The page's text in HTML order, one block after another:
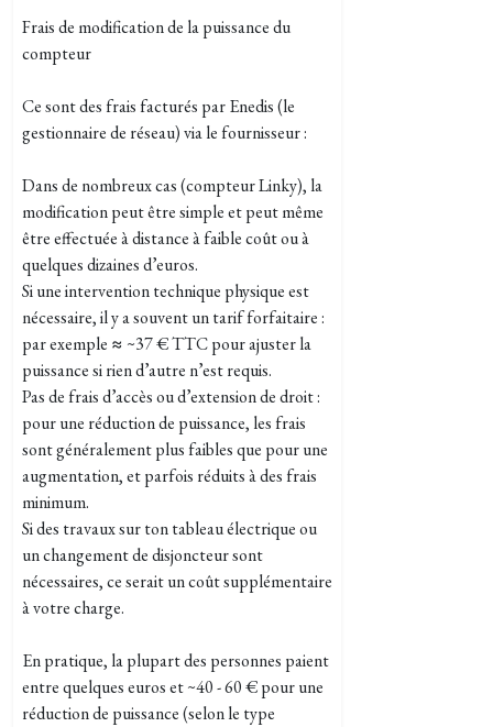
Frais de modification de la puissance du
compteur
Ce sont des frais facturés par Enedis (le
gestionnaire de réseau) via le fournisseur :
Dans de nombreux cas (compteur Linky), la
modification peut être simple et peut même
être effectuée à distance à faible coût ou à
quelques dizaines d’euros.
Si une intervention technique physique est
nécessaire, il y a souvent un tarif forfaitaire :
par exemple ≈ ~37 € TTC pour ajuster la
puissance si rien d’autre n’est requis.
Pas de frais d’accès ou d’extension de droit :
pour une réduction de puissance, les frais
sont généralement plus faibles que pour une
augmentation, et parfois réduits à des frais
minimum.
Si des travaux sur ton tableau électrique ou
un changement de disjoncteur sont
nécessaires, ce serait un coût supplémentaire
à votre charge.
En pratique, la plupart des personnes paient
entre quelques euros et ~40 - 60 € pour une
réduction de puissance (selon le type